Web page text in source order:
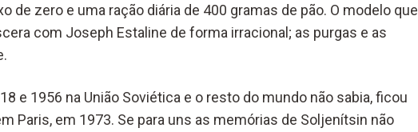
de zero e uma ração diária de 400 gramas de pão. O modelo que
com Joseph Estaline de forma irracional; as purgas e as
e 1956 na União Soviética e o resto do mundo não sabia, ficou
Paris, em 1973. Se para uns as memórias de Soljenítsin não